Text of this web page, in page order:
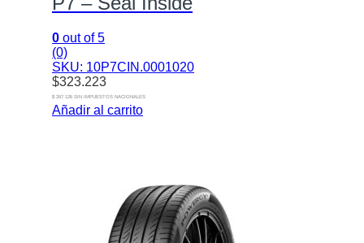
0 out of 5
(0)
SKU: 10P7CIN.0001020
$323.223
$ 267.126 SIN IMPUESTOS NACIONALES
Añadir al carrito